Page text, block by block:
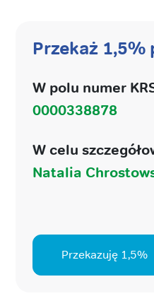
Przekaż 1,5%
W polu numer
0000338878
W celu
Natalia
Przekazuję 1,5%